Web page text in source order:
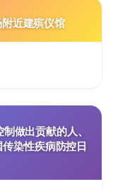
近建殡仪馆
做出贡献的人、
染性疾病防控日